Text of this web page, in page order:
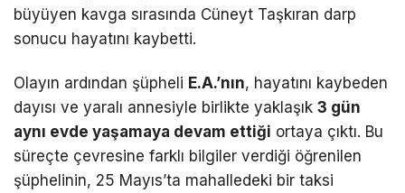
büyüyen kavga sırasında Cüneyt Taşkıran darp
sonucu hayatını kaybetti.
Olayın ardından şüpheli E.A.’nın, hayatını kaybeden
dayısı ve yaralı annesiyle birlikte yaklaşık 3 gün
aynı evde yaşamaya devam ettiği ortaya çıktı. Bu
süreçte çevresine farklı bilgiler verdiği öğrenilen
şüphelinin, 25 Mayıs’ta mahalledeki bir taksi